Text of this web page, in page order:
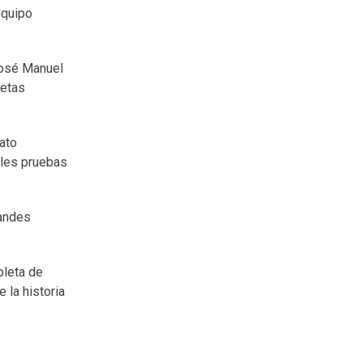
Manuel
pruebas
de
la historia